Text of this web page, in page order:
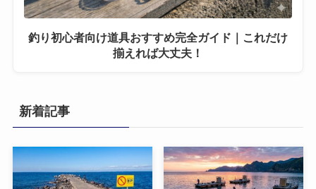
釣り初心者向け道具おすすめ完全ガイド｜これだけ
揃えれば大丈夫！
新着記事